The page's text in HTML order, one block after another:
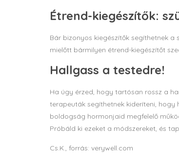
Étrend-kiegészítők:
Bár bizonyos kiegészítők segíthetnek a
mielőtt bármilyen étrend-kiegészítőt
Hallgass a testedre!
Ha úgy érzed, hogy tartósan rossz a
terapeuták segíthetnek kideríteni, hogy
boldogság hormonjaid megfelelő
Próbáld ki ezeket a módszereket, és
Cs.K., forrás: verywell.com